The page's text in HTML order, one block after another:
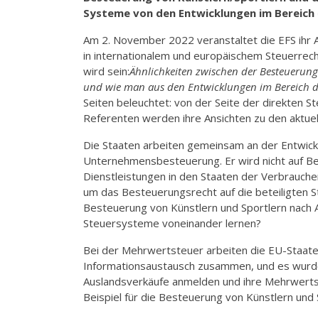
Systeme von den Entwicklungen im
Am 2. November 2022 veranstaltet die EFS
in internationalem und europäischem
wird sein:Ähnlichkeiten zwischen der
und wie man aus den Entwicklungen im Bereich
Seiten beleuchtet: von der Seite der direkten
Referenten werden ihre Ansichten zu den
Die Staaten arbeiten gemeinsam an der
Unternehmensbesteuerung. Er wird nicht auf
Dienstleistungen in den Staaten der
um das Besteuerungsrecht auf die beteiligten
Besteuerung von Künstlern und Sportlern
Steuersysteme voneinander lernen?
Bei der Mehrwertsteuer arbeiten die EU-
Informationsaustausch zusammen, und es
Auslandsverkäufe anmelden und ihre
Beispiel für die Besteuerung von Künstlern und